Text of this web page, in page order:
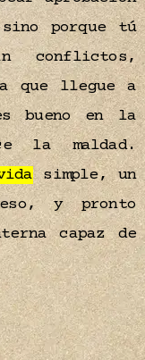
porque tú
conflictos,
que llegue a
bueno en la
la maldad.
simple, un
y pronto
capaz de